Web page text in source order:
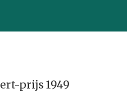
prijs 1949